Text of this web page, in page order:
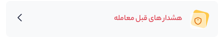
هشدار های قبل معامله